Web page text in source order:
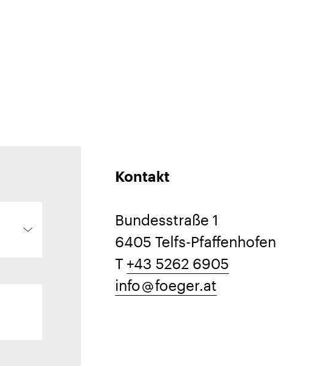
Kontakt
Bundesstraße 1
6405 Telfs-Pfaffenhofen
T +43 5262 6905
info
foeger.at